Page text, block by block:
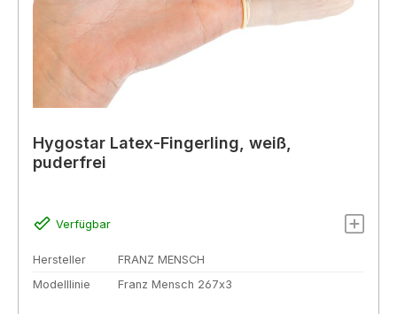
Hygostar Latex-Fingerling, weiß,
puderfrei
Verfügbar
Hersteller
FRANZ MENSCH
Modelllinie
Franz Mensch 267x3